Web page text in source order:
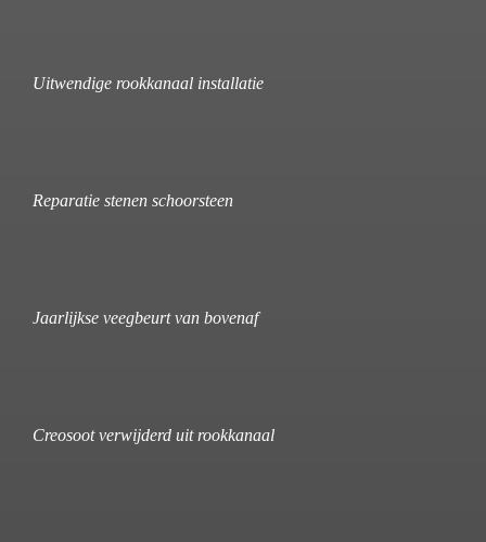
Uitwendige rookkanaal installatie
Reparatie stenen schoorsteen
Jaarlijkse veegbeurt van bovenaf
Creosoot verwijderd uit rookkanaal